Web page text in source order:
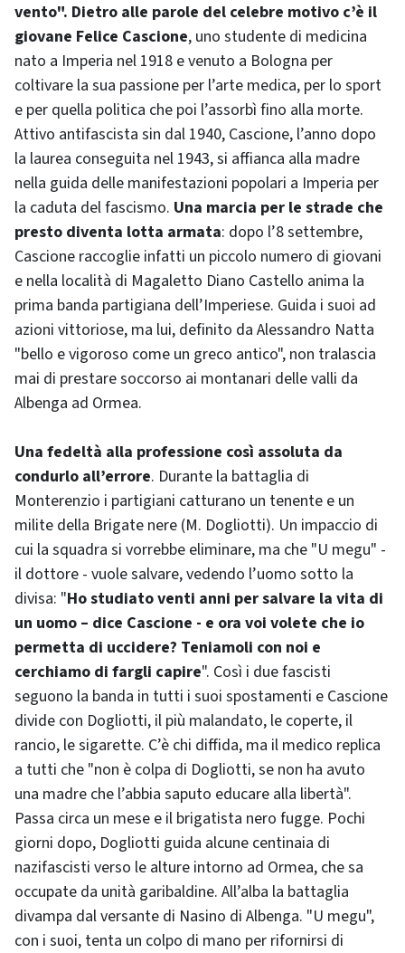
vento". Dietro alle parole del celebre motivo c’è il
giovane Felice Cascione, uno studente di medicina
nato a Imperia nel 1918 e venuto a Bologna per
coltivare la sua passione per l’arte medica, per lo sport
e per quella politica che poi l’assorbì fino alla morte.
Attivo antifascista sin dal 1940, Cascione, l’anno dopo
la laurea conseguita nel 1943, si affianca alla madre
nella guida delle manifestazioni popolari a Imperia per
la caduta del fascismo. Una marcia per le strade che
presto diventa lotta armata: dopo l’8 settembre,
Cascione raccoglie infatti un piccolo numero di giovani
e nella località di Magaletto Diano Castello anima la
prima banda partigiana dell’Imperiese. Guida i suoi ad
azioni vittoriose, ma lui, definito da Alessandro Natta
"bello e vigoroso come un greco antico", non tralascia
mai di prestare soccorso ai montanari delle valli da
Albenga ad Ormea.
Una fedeltà alla professione così assoluta da
condurlo all’errore. Durante la battaglia di
Monterenzio i partigiani catturano un tenente e un
milite della Brigate nere (M. Dogliotti). Un impaccio di
cui la squadra si vorrebbe eliminare, ma che "U megu" -
il dottore - vuole salvare, vedendo l’uomo sotto la
divisa: "Ho studiato venti anni per salvare la vita di
un uomo – dice Cascione - e ora voi volete che io
permetta di uccidere? Teniamoli con noi e
cerchiamo di fargli capire". Così i due fascisti
seguono la banda in tutti i suoi spostamenti e Cascione
divide con Dogliotti, il più malandato, le coperte, il
rancio, le sigarette. C’è chi diffida, ma il medico replica
a tutti che "non è colpa di Dogliotti, se non ha avuto
una madre che l’abbia saputo educare alla libertà".
Passa circa un mese e il brigatista nero fugge. Pochi
giorni dopo, Dogliotti guida alcune centinaia di
nazifascisti verso le alture intorno ad Ormea, che sa
occupate da unità garibaldine. All’alba la battaglia
divampa dal versante di Nasino di Albenga. "U megu",
con i suoi, tenta un colpo di mano per rifornirsi di